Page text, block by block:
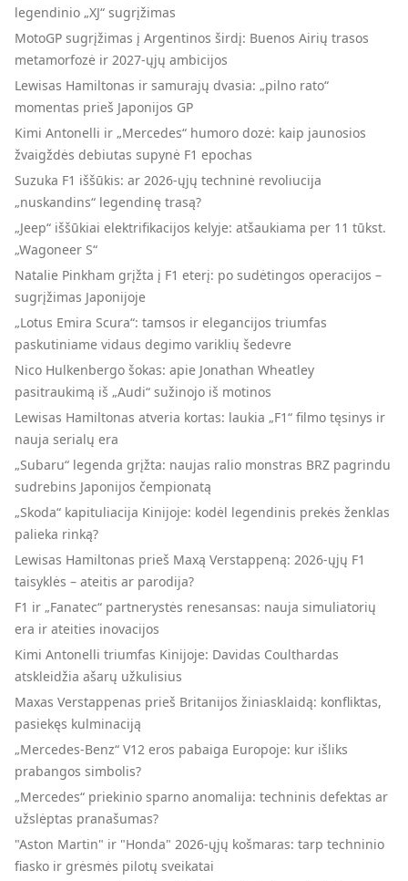
legendinio „XJ“ sugrįžimas
MotoGP sugrįžimas į Argentinos širdį: Buenos Airių trasos
metamorfozė ir 2027-ųjų ambicijos
Lewisas Hamiltonas ir samurajų dvasia: „pilno rato“
momentas prieš Japonijos GP
Kimi Antonelli ir „Mercedes“ humoro dozė: kaip jaunosios
žvaigždės debiutas supynė F1 epochas
Suzuka F1 iššūkis: ar 2026-ųjų techninė revoliucija
„nuskandins“ legendinę trasą?
„Jeep“ iššūkiai elektrifikacijos kelyje: atšaukiama per 11 tūkst.
„Wagoneer S“
Natalie Pinkham grįžta į F1 eterį: po sudėtingos operacijos –
sugrįžimas Japonijoje
„Lotus Emira Scura“: tamsos ir elegancijos triumfas
paskutiniame vidaus degimo variklių šedevre
Nico Hulkenbergo šokas: apie Jonathan Wheatley
pasitraukimą iš „Audi“ sužinojo iš motinos
Lewisas Hamiltonas atveria kortas: laukia „F1“ filmo tęsinys ir
nauja serialų era
„Subaru“ legenda grįžta: naujas ralio monstras BRZ pagrindu
sudrebins Japonijos čempionatą
„Skoda“ kapituliacija Kinijoje: kodėl legendinis prekės ženklas
palieka rinką?
Lewisas Hamiltonas prieš Maxą Verstappeną: 2026-ųjų F1
taisyklės – ateitis ar parodija?
F1 ir „Fanatec“ partnerystės renesansas: nauja simuliatorių
era ir ateities inovacijos
Kimi Antonelli triumfas Kinijoje: Davidas Coulthardas
atskleidžia ašarų užkulisius
Maxas Verstappenas prieš Britanijos žiniasklaidą: konfliktas,
pasiekęs kulminaciją
„Mercedes-Benz“ V12 eros pabaiga Europoje: kur išliks
prabangos simbolis?
„Mercedes“ priekinio sparno anomalija: techninis defektas ar
užslėptas pranašumas?
"Aston Martin" ir "Honda" 2026-ųjų košmaras: tarp techninio
fiasko ir grėsmės pilotų sveikatai